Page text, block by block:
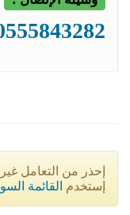
إحذر من التعامل
إستخدم القائمة